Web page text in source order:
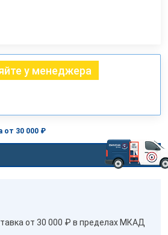
у менеджера
от 30 000 ₽
от 30 000 ₽ в пределах МКАД